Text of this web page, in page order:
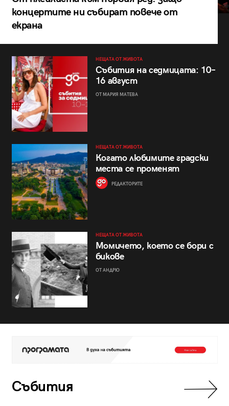
концертите ни събират повече от
екрана
НЕЩАТА ОТ ЖИВОТА
Събития на седмицата: 10–
16 август
ОТ МАРИЯ МАТЕВА
НЕЩАТА ОТ ЖИВОТА
Когато любимите градски
места се променят
РЕДАКТОРИТЕ
НЕЩАТА ОТ ЖИВОТА
Момичето, което се бори с
бикове
ОТ АНДРЮ
Събития